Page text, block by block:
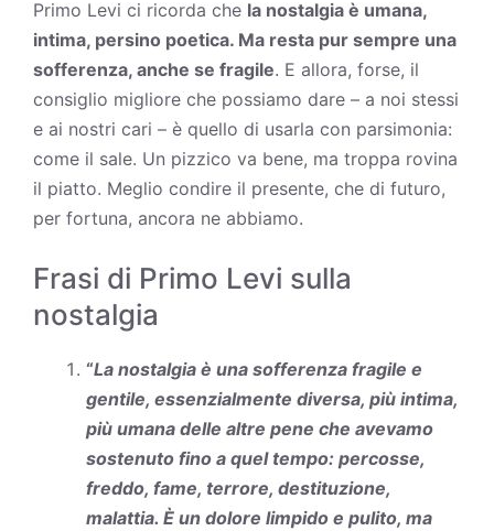
Primo Levi ci ricorda che la nostalgia è umana,
intima, persino poetica. Ma resta pur sempre una
sofferenza, anche se fragile. E allora, forse, il
consiglio migliore che possiamo dare – a noi stessi
e ai nostri cari – è quello di usarla con parsimonia:
come il sale. Un pizzico va bene, ma troppa rovina
il piatto. Meglio condire il presente, che di futuro,
per fortuna, ancora ne abbiamo.
Frasi di Primo Levi sulla
nostalgia
“La nostalgia è una sofferenza fragile e
gentile, essenzialmente diversa, più intima,
più umana delle altre pene che avevamo
sostenuto fino a quel tempo: percosse,
freddo, fame, terrore, destituzione,
malattia. È un dolore limpido e pulito, ma